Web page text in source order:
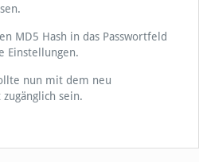
MD5 Hash in das Passwortfeld
Einstellungen.
nun mit dem neu
sein.